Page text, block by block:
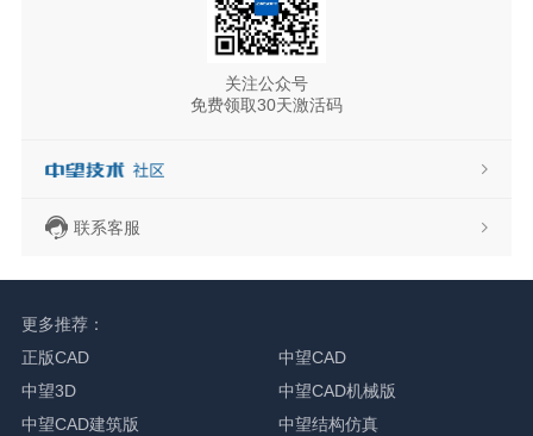
关注公众号
免费领取30天激活码
联系客服
更多推荐：
正版CAD
中望CAD
中望3D
中望CAD机械版
中望CAD建筑版
中望结构仿真